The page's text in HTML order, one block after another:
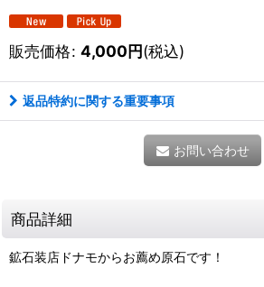
販売価格: 4,000円(税込)
返品特約に関する重要事項
お問い合わせ
商品詳細
鉱石装店ドナモからお薦め原石です！